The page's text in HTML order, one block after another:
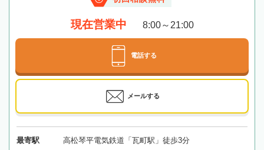
現在営業中 8:00～21:00
電話する
メールする
最寄駅 高松琴平電気鉄道「瓦町駅」徒歩3分